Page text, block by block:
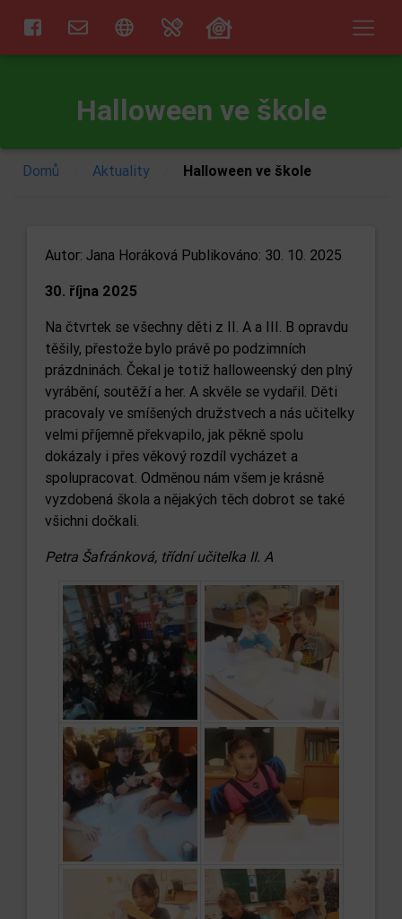
Halloween ve škole
Domů Aktuality Halloween ve škole
Autor: Jana Horáková Publikováno: 30. 10. 2025
30. října 2025
Na čtvrtek se všechny děti z II. A a III. B opravdu
těšily, přestože bylo právě po podzimních
prázdninách. Čekal je totiž halloweenský den plný
vyrábění, soutěží a her. A skvěle se vydařil. Děti
pracovaly ve smíšených družstvech a nás učitelky
velmi příjemně překvapilo, jak pěkně spolu
dokázaly i přes věkový rozdíl vycházet a
spolupracovat. Odměnou nám všem je krásně
vyzdobená škola a nějakých těch dobrot se také
všichni dočkali.
Petra Šafránková, třídní učitelka II. A